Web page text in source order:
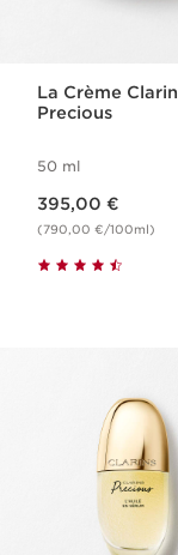
La Crème
Precious
50 ml
395,00 €
(790,00 €/100ml)